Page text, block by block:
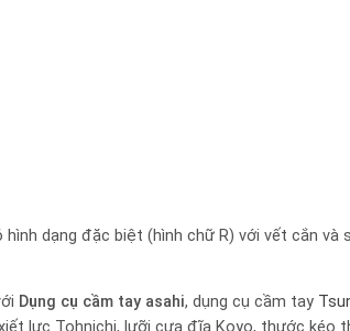
hình dạng đặc biệt (hình chữ R) với vết cắn và
Dụng cụ cầm tay asahi, dụng cụ cầm tay